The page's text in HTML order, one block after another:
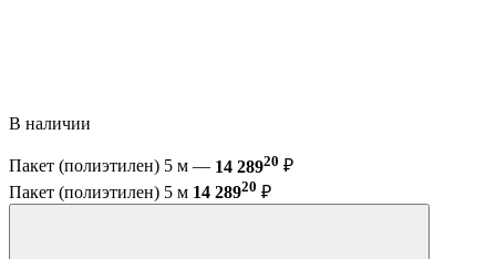
В наличии
Пакет (полиэтилен) 5 м — 14 28920 ₽
Пакет (полиэтилен) 5 м 14 28920 ₽